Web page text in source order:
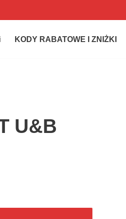
KODY RABATOWE I ZNIŻKI
U&B